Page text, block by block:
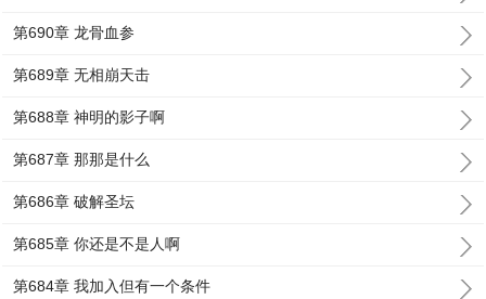
第690章 龙骨血参
第689章 无相崩天击
第688章 神明的影子啊
第687章 那那是什么
第686章 破解圣坛
第685章 你还是不是人啊
第684章 我加入但有一个条件